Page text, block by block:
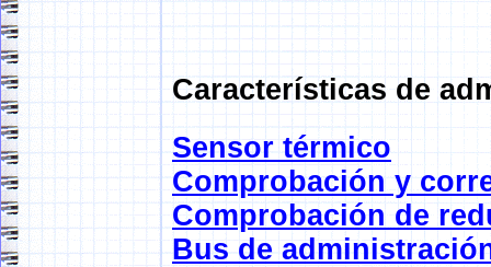
Características de
Sensor térmico
Comprobación y
Comprobación de
Bus de